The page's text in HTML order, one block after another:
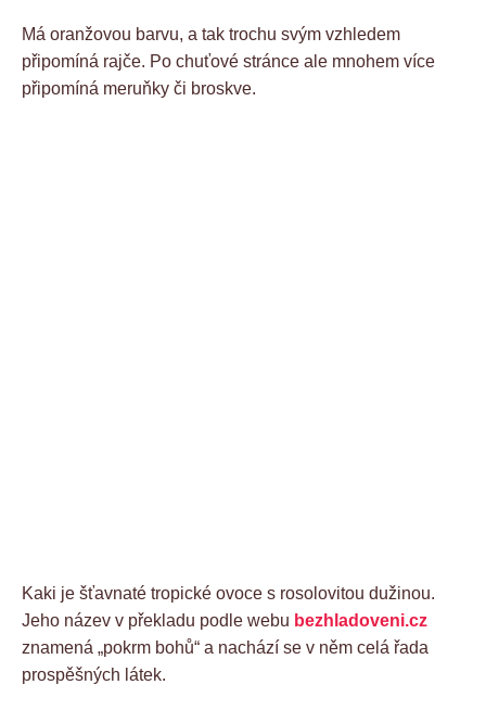
Má oranžovou barvu, a tak trochu svým vzhledem
připomíná rajče. Po chuťové stránce ale mnohem více
připomíná meruňky či broskve.
Kaki je šťavnaté tropické ovoce s rosolovitou dužinou.
Jeho název v překladu podle webu bezhladoveni.cz
znamená „pokrm bohů“ a nachází se v něm celá řada
prospěšných látek.